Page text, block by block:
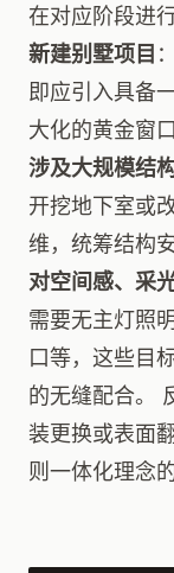
在对应阶段进
新建别墅项目
即应引入具备
大化的黄金窗口
涉及大规模结
开挖地下室或
维，统筹结构
对空间感、采
需要无主灯照
口等，这些目
的无缝配合。
装更换或表面
则一体化理念